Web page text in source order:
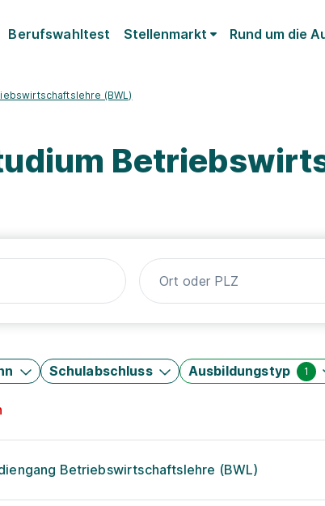
Berufswahltest Stellenmarkt Rund um die
(BWL)
Schulabschluss Ausbildungstyp 1
Betriebswirtschaftslehre (BWL)